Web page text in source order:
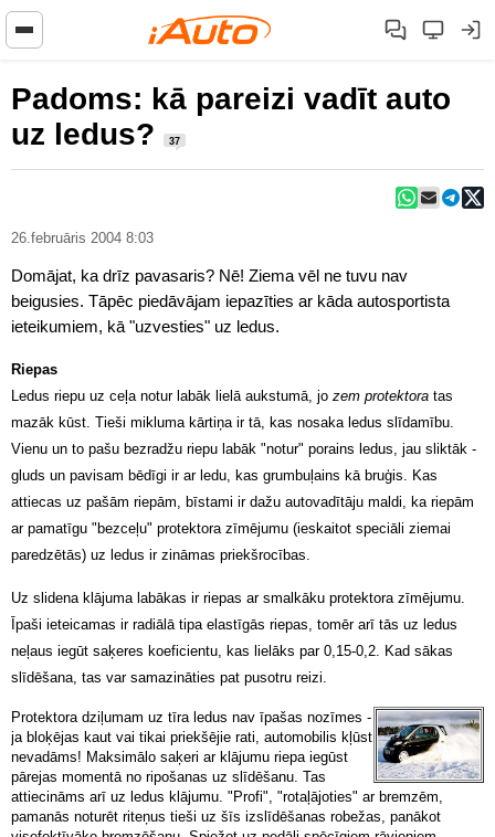
Padoms: kā pareizi vadīt auto
uz ledus?
37
26.februāris 2004 8:03
Domājat, ka drīz pavasaris? Nē! Ziema vēl ne tuvu nav
beigusies. Tāpēc piedāvājam iepazīties ar kāda autosportista
ieteikumiem, kā "uzvesties" uz ledus.
Riepas
Ledus riepu uz ceļa notur labāk lielā aukstumā, jo zem protektora tas
mazāk kūst. Tieši mikluma kārtiņa ir tā, kas nosaka ledus slīdamību.
Vienu un to pašu bezradžu riepu labāk "notur" porains ledus, jau sliktāk -
gluds un pavisam bēdīgi ir ar ledu, kas grumbuļains kā bruģis. Kas
attiecas uz pašām riepām, bīstami ir dažu autovadītāju maldi, ka riepām
ar pamatīgu "bezceļu" protektora zīmējumu (ieskaitot speciāli ziemai
paredzētās) uz ledus ir zināmas priekšrocības.
Uz slidena klājuma labākas ir riepas ar smalkāku protektora zīmējumu.
Īpaši ieteicamas ir radiālā tipa elastīgās riepas, tomēr arī tās uz ledus
neļaus iegūt saķeres koeficientu, kas lielāks par 0,15-0,2. Kad sākas
slīdēšana, tas var samazināties pat pusotru reizi.
Protektora dziļumam uz tīra ledus nav īpašas nozīmes -
ja bloķējas kaut vai tikai priekšējie rati, automobilis kļūst
nevadāms! Maksimālo saķeri ar klājumu riepa iegūst
pārejas momentā no ripošanas uz slīdēšanu. Tas
attiecināms arī uz ledus klājumu. "Profi", "rotaļājoties" ar bremzēm,
pamanās noturēt riteņus tieši uz šīs izslīdēšanas robežas, panākot